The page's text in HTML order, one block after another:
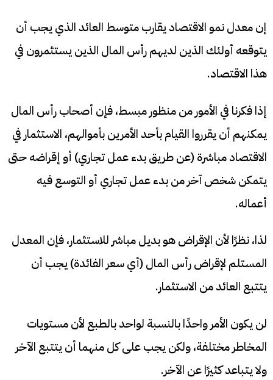
إن معدل نمو الاقتصاد يقارب متوسط ​​العائد الذي يجب أن
يتوقعه أولئك الذين لديهم رأس المال الذين يستثمرون في
هذا الاقتصاد.
إذا فكرنا في الأمور من منظور مبسط، فإن أصحاب رأس المال
يمكنهم أن يقرروا القيام بأحد الأمرين بأموالهم، الاستثمار في
الاقتصاد مباشرة (عن طريق بدء عمل تجاري) أو إقراضه حتى
يتمكن شخص آخر من بدء عمل تجاري أو التوسع فيه
أعماله.
لذا، نظرًا لأن الإقراض هو بديل مباشر للاستثمار، فإن المعدل
المستلم لإقراض رأس المال (أي سعر الفائدة) يجب أن
يتتبع العائد من الاستثمار.
لن يكون الأمر واحدًا بالنسبة لواحد بالطبع لأن مستويات
المخاطر مختلفة، ولكن يجب على كل منهما أن يتتبع الآخر
ولا يتباعد كثيرًا عن الآخر.